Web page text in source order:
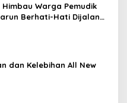
Warga Pemudik
Berhati-Hati Dijalan
Titik Rawan Kecelakaan
dan Kelebihan All New